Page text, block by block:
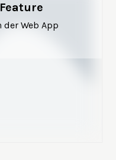
der Web App